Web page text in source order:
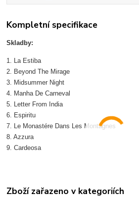
Kompletní specifikace
Skladby:
1. La Estiba
2. Beyond The Mirage
3. Midsummer Night
4. Manha De Carneval
5. Letter From India
6. Espiritu
7. Le Monastére Dans Les Montagnes
8. Azzura
9. Cardeosa
Zboží zařazeno v kategoriích